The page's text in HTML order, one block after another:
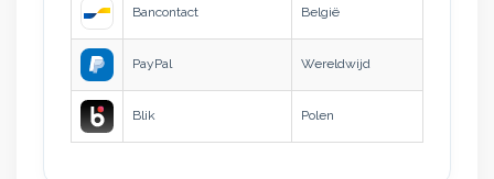
Bancontact België
PayPal Wereldwijd
Blik Polen